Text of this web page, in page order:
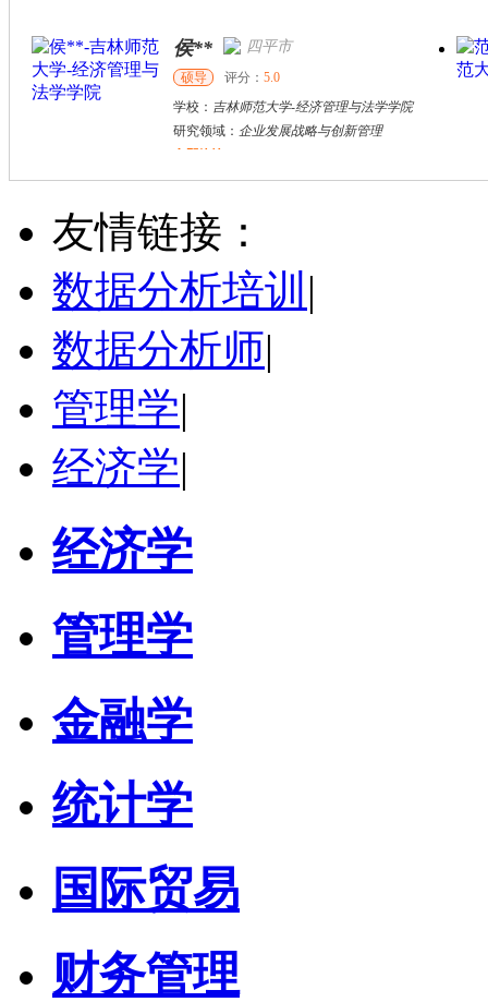
侯** 四平市
硕导 评分： 5.0
学校： 吉林师范大学-经济管理与法学学院
研究领域： 企业发展战略与创新管理
立即咨询
戴稳胜 北京市
博导
学校：中国人民大学
立即咨询
友情链接：
数据分析培训 |
数据分析师|
管理学|
经济学|
经济学
管理学
金融学
统计学
国际贸易
财务管理